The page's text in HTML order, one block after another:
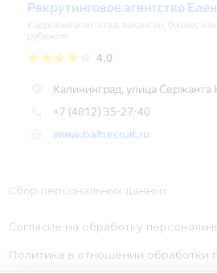
Сбор персональных данных
Согласие на обработку
Политика в отношении обработки